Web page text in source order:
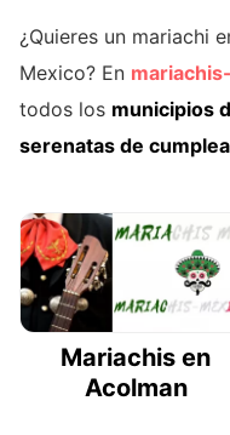
¿Quieres un mariachi
Mexico? En
todos los municipios
serenatas de
Mariachis en
Acolman